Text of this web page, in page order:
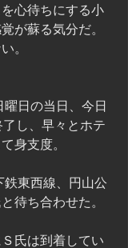
心待ちにする小
が蘇る気分だ。
。
日の当日、今日
し、早々とホテ
身支度。
鉄東西線、円山公
待ち合わせた。
氏は到着してい